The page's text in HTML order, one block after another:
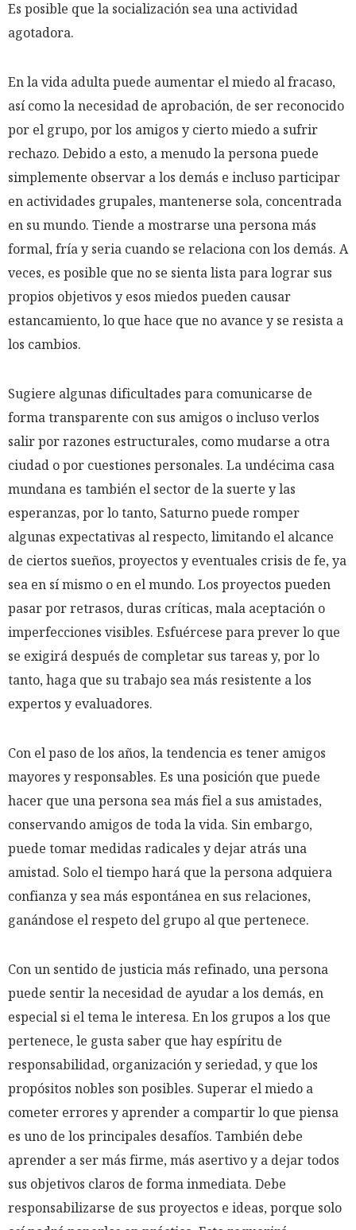
Es posible que la socialización sea una actividad
agotadora.
En la vida adulta puede aumentar el miedo al fracaso,
así como la necesidad de aprobación, de ser reconocido
por el grupo, por los amigos y cierto miedo a sufrir
rechazo. Debido a esto, a menudo la persona puede
simplemente observar a los demás e incluso participar
en actividades grupales, mantenerse sola, concentrada
en su mundo. Tiende a mostrarse una persona más
formal, fría y seria cuando se relaciona con los demás. A
veces, es posible que no se sienta lista para lograr sus
propios objetivos y esos miedos pueden causar
estancamiento, lo que hace que no avance y se resista a
los cambios.
Sugiere algunas dificultades para comunicarse de
forma transparente con sus amigos o incluso verlos
salir por razones estructurales, como mudarse a otra
ciudad o por cuestiones personales. La undécima casa
mundana es también el sector de la suerte y las
esperanzas, por lo tanto, Saturno puede romper
algunas expectativas al respecto, limitando el alcance
de ciertos sueños, proyectos y eventuales crisis de fe, ya
sea en sí mismo o en el mundo. Los proyectos pueden
pasar por retrasos, duras críticas, mala aceptación o
imperfecciones visibles. Esfuércese para prever lo que
se exigirá después de completar sus tareas y, por lo
tanto, haga que su trabajo sea más resistente a los
expertos y evaluadores.
Con el paso de los años, la tendencia es tener amigos
mayores y responsables. Es una posición que puede
hacer que una persona sea más fiel a sus amistades,
conservando amigos de toda la vida. Sin embargo,
puede tomar medidas radicales y dejar atrás una
amistad. Solo el tiempo hará que la persona adquiera
confianza y sea más espontánea en sus relaciones,
ganándose el respeto del grupo al que pertenece.
Con un sentido de justicia más refinado, una persona
puede sentir la necesidad de ayudar a los demás, en
especial si el tema le interesa. En los grupos a los que
pertenece, le gusta saber que hay espíritu de
responsabilidad, organización y seriedad, y que los
propósitos nobles son posibles. Superar el miedo a
cometer errores y aprender a compartir lo que piensa
es uno de los principales desafíos. También debe
aprender a ser más firme, más asertivo y a dejar todos
sus objetivos claros de forma inmediata. Debe
responsabilizarse de sus proyectos e ideas, porque solo